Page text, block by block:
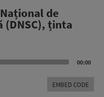
de
(DNSC), ținta
00:00
EMBED CODE